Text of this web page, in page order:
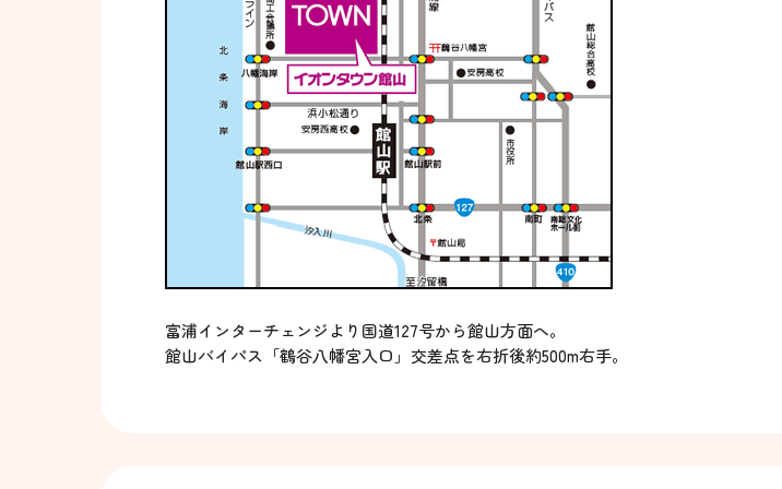
富浦インターチェンジより国道127号から館山方面へ。
館山バイパス「鶴谷八幡宮入口」交差点を右折後約500m右手。